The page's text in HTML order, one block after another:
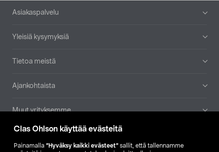
Clas Ohlson käyttää evästeitä
Painamalla ”Hyväksy kaikki evästeet” sallit, että tallennamme
Alatunniste
Asiakaspalvelu
Yleisiä kysymyksiä
Tietoa meistä
Ajankohtaista
Muut yrityksemme
Etsi myymälä